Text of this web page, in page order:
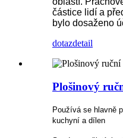
částice lidí a
bylo dosaženo
dotazdetail
Plošinový
Používá se hlavně
kuchyní a dílen